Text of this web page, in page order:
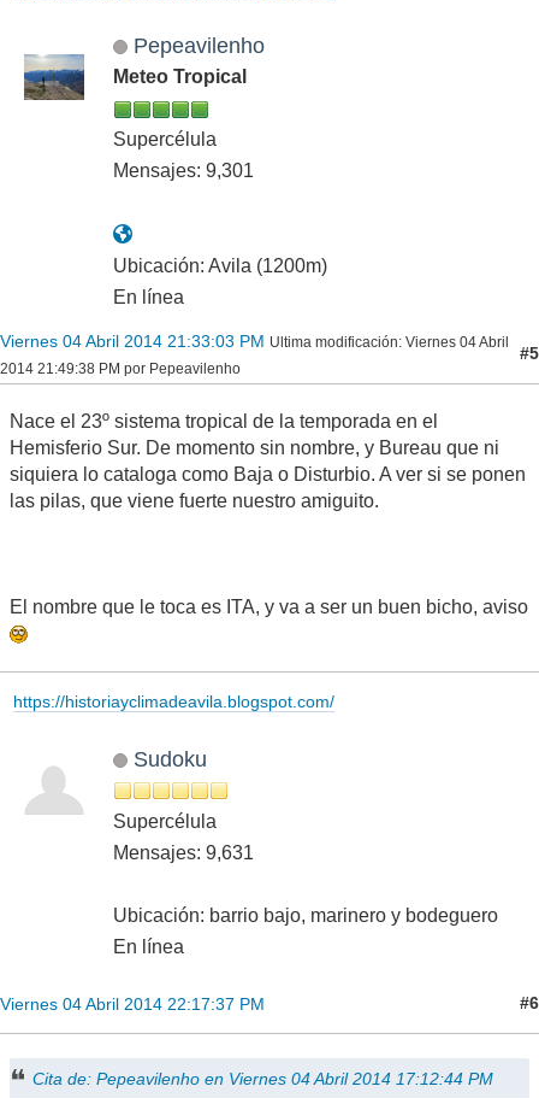
Pepeavilenho
Meteo Tropical
Supercélula
Mensajes: 9,301
Ubicación: Avila (1200m)
En línea
Viernes 04 Abril 2014 21:33:03 PM Ultima modificación: Viernes 04 Abril
2014 21:49:38 PM por Pepeavilenho
#5
Nace el 23º sistema tropical de la temporada en el
Hemisferio Sur. De momento sin nombre, y Bureau que ni
siquiera lo cataloga como Baja o Disturbio. A ver si se ponen
las pilas, que viene fuerte nuestro amiguito.
El nombre que le toca es ITA, y va a ser un buen bicho, aviso
https://historiayclimadeavila.blogspot.com/
Sudoku
Supercélula
Mensajes: 9,631
Ubicación: barrio bajo, marinero y bodeguero
En línea
Viernes 04 Abril 2014 22:17:37 PM #6
Cita de: Pepeavilenho en Viernes 04 Abril 2014 17:12:44 PM